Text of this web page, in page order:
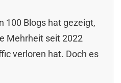
100 Blogs hat gezeigt,
Mehrheit seit 2022
verloren hat. Doch es